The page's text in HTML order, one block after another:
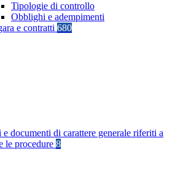
Tipologie di controllo
Obblighi e adempimenti
e contratti 680
e documenti di carattere generale riferiti a
le procedure 8